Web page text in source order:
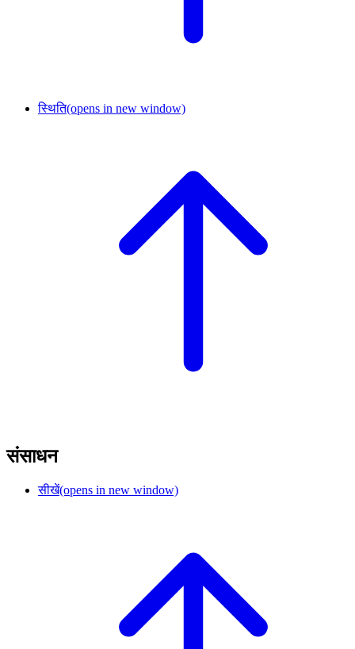
स्थिति(opens in new window)
संसाधन
सीखें(opens in new window)